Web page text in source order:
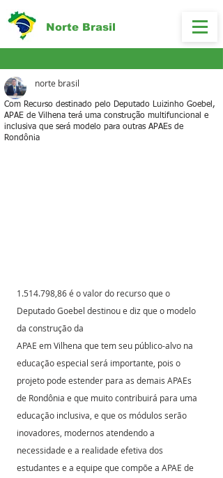
Norte Brasil
Com Recurso destinado pelo Deputado Luizinho Goebel,
APAE de Vilhena terá uma construção multifuncional e
inclusiva que será modelo para outras APAEs de
Rondônia
norte brasil
1.514.798,86 é o valor do recurso que o
Deputado Goebel destinou e diz que o modelo
da construção da
APAE em Vilhena que tem seu público-alvo na
educação especial será importante, pois o
projeto pode estender para as demais APAEs
de Rondônia e que muito contribuirá para uma
educação inclusiva, e que os módulos serão
inovadores, modernos atendendo a
necessidade e a realidade efetiva dos
estudantes e a equipe que compõe a APAE de